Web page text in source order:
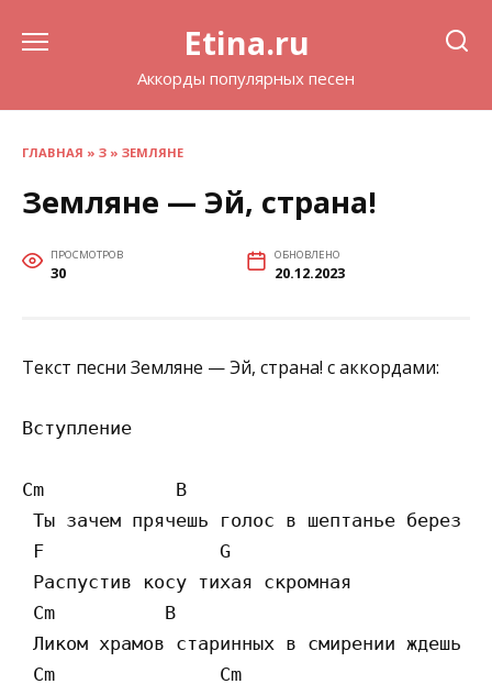
Etina.ru
Аккорды популярных песен
ГЛАВНАЯ » З » ЗЕМЛЯНЕ
Земляне — Эй, страна!
ПРОСМОТРОВ
30
ОБНОВЛЕНО
20.12.2023
Текст песни Земляне — Эй, страна! с аккордами:
Вступление
Cm            B
Ты зачем прячешь голос в шептанье берез
F                G
Распустив косу тихая скромная
Cm          B
Ликом храмов старинных в смирении ждешь
Cm               Cm